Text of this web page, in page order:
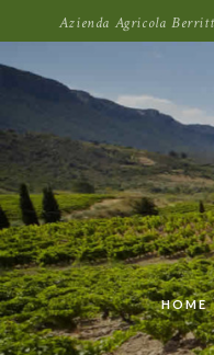
Azienda Agricola
HOME